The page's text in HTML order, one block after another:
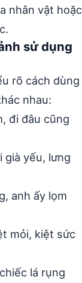
nhân vật hoặc
sử dụng
rõ cách dùng
nhau:
đi đâu cũng
già yếu, lưng
anh ấy lọm
mỏi, kiệt sức
lá rụng